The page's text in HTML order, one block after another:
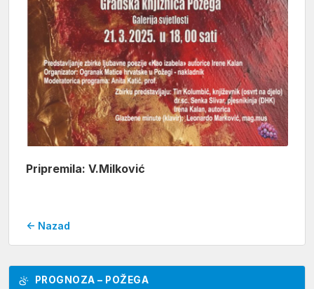
Pripremila: V.Milković
← Nazad
PROGNOZA – POŽEGA